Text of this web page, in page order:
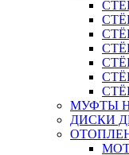
МУФТЫ
ДИСКИ